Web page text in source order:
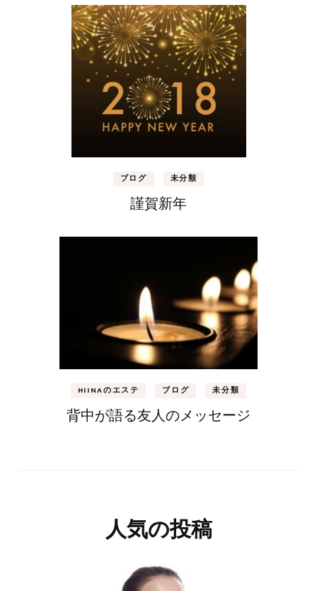
ブログ 未分類
謹賀新年
HIINAのエステ ブログ 未分類
背中が語る友人のメッセージ
人気の投稿